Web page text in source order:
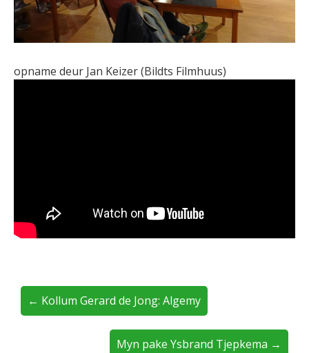
opname deur Jan Keizer (Bildts Filmhuus)
← Kollum Gerard de Jong: Algemy
Myn pake Ysbrand Tjepkema →